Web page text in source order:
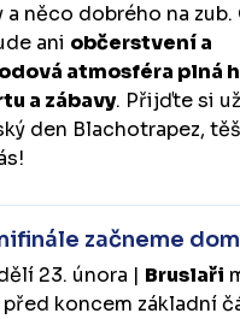
a něco dobrého na zub.
ani občerstvení a
atmosféra plná
a zábavy. Přijďte si
den Blachotrapez,
začneme
23. února | Bruslaři
koncem základní